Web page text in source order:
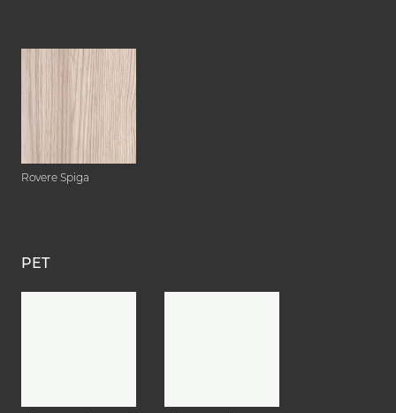
Rovere Spiga
PET